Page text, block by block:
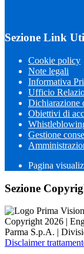
Sezione Link
Cookie policy
Note legali
Informativa
Ufficio
Dichiarazione
Obiettivi di
Gestione
Pagina
Sezione
Copyright 2026 |
Parma S.p.A. |
Disclaimer